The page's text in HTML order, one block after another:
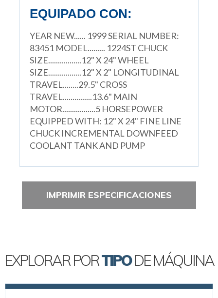
EQUIPADO CON:
YEAR NEW...... 1999 SERIAL NUMBER:
83451 MODEL......... 1224ST CHUCK
SIZE.................12" X 24" WHEEL
SIZE.................12" X 2" LONGITUDINAL
TRAVEL........29.5" CROSS
TRAVEL...............13.6" MAIN
MOTOR.................5 HORSEPOWER
EQUIPPED WITH: 12" X 24" FINE LINE
CHUCK INCREMENTAL DOWNFEED
COOLANT TANK AND PUMP
IMPRIMIR ESPECIFICACIONES
EXPLORAR PORTIPODE MÁQUINA